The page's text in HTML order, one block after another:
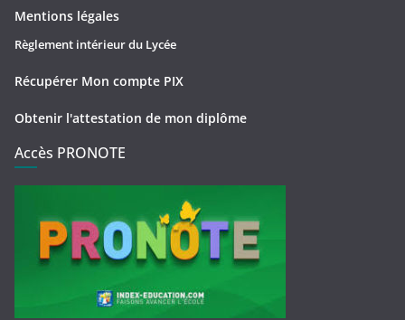
Mentions légales
Règlement intérieur du Lycée
Récupérer Mon compte PIX
Obtenir l'attestation de mon diplôme
Accès PRONOTE